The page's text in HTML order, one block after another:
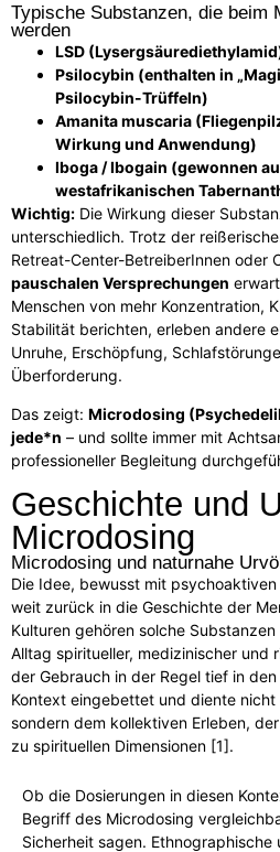
Typische Substanzen, die beim
werden
LSD
Psilocybin (enthalten in
Psilocybin-Trüffeln)
Amanita muscaria
Wirkung und Anwendung)
Iboga / Ibogain (gewonnen
westafrikanischen
Wichtig: Die Wirkung dieser
unterschiedlich. Trotz der
Retreat-Center-BetreiberInnen oder
pauschalen Versprechungen
Menschen von mehr Konzentration,
Stabilität berichten, erleben andere
Unruhe, Erschöpfung,
Überforderung.
Das zeigt: Microdosing
jede*n – und sollte immer mit
professioneller Begleitung
Geschichte und
Microdosing
Microdosing und naturnahe
Die Idee, bewusst mit
weit zurück in die Geschichte der
Kulturen gehören solche
Alltag spiritueller, medizinischer und
der Gebrauch in der Regel tief in
Kontext eingebettet und diente nicht
sondern dem kollektiven Erleben,
zu spirituellen Dimensionen [1].
Ob die Dosierungen in diesen
Begriff des Microdosing
Sicherheit sagen.